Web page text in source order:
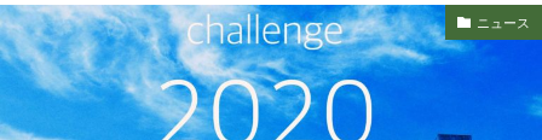
ニュース